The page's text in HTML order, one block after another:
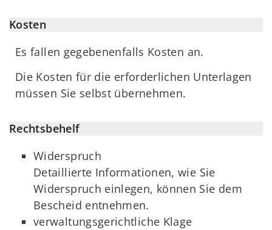
Kosten
Es fallen gegebenenfalls Kosten an.
Die Kosten für die erforderlichen Unterlagen
müssen Sie selbst übernehmen.
Rechtsbehelf
Widerspruch
Detaillierte Informationen, wie Sie
Widerspruch einlegen, können Sie dem
Bescheid entnehmen.
verwaltungsgerichtliche Klage